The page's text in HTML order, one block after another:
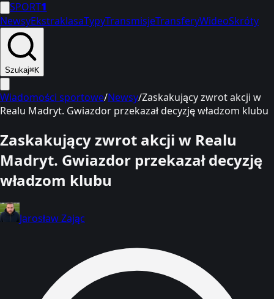
SPORT1
NewsyEkstraklasaTypyTransmisjeTransferyWideoSkróty
Szukaj⌘K
Wiadomości sportowe/Newsy/Zaskakujący zwrot akcji w
Realu Madryt. Gwiazdor przekazał decyzję władzom klubu
Zaskakujący zwrot akcji w Realu
Madryt. Gwiazdor przekazał decyzję
władzom klubu
Jarosław Zając